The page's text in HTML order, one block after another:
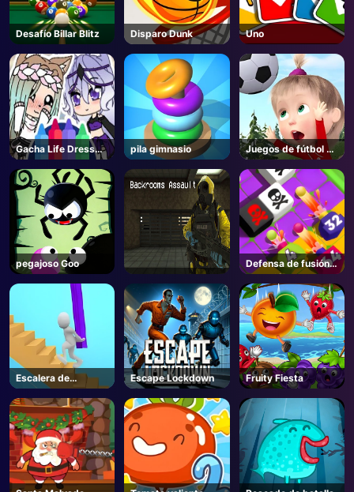
AD
Desafío Billar Blitz Disparo Dunk Uno
Gacha Life Dress
Up
pila gimnasio
Juegos de fútbol de
dibujos animados
para niños
pegajoso Goo
Defensa de fusión
de cañón de
disparo
Escalera de
bloqueo Run
Escape Lockdown Fruity Fiesta